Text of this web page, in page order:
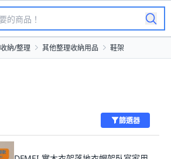
收納/整理 其他整理收納用品 鞋架
篩選器